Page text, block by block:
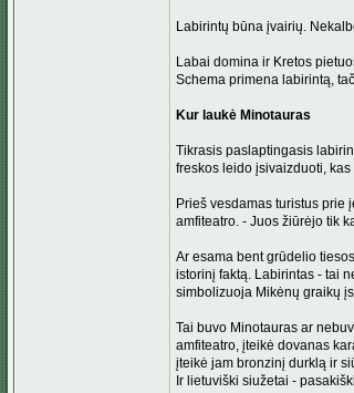
Labirintų būna įvairių.
Labai domina ir Kretos
Schema primena labirintą,
Kur laukė Minotauras
Tikrasis paslaptingasis
freskos leido įsivaizduoti,
Prieš vesdamas turistus prie
amfiteatro. - Juos žiūrėjo tik
Ar esama bent grūdelio
istorinį faktą. Labirintas - tai
simbolizuoja Mikėnų graikų
Tai buvo Minotauras ar
amfiteatro, įteikė dovanas
įteikė jam bronzinį durklą ir
Ir lietuviški siužetai - pasakiški